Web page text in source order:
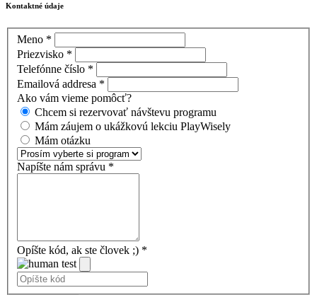
Kontaktné údaje
Meno *
Priezvisko *
Telefónne číslo *
Emailová addresa *
Ako vám vieme pomôcť?
Chcem si rezervovať návštevu programu
Mám záujem o ukážkovú lekciu PlayWisely
Mám otázku
Napíšte nám správu *
Opíšte kód, ak ste človek ;) *